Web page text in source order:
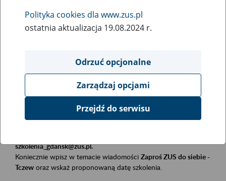
Rodzaj wydarzenia
Szkolenia
Obszar merytoryczny
Płatnicy, ubezpieczeni, świadczeniobiorcy
Opis wydarzenia
Szkolenie stacjonarne w siedzibie firmy, instytucji, urzędu.
szkolenia_gdansk@zus.pl.
Koniecznie wpisz w temacie wiadomości Zaproś ZUS do siebie -
Tczew oraz wskaż proponowaną datę szkolenia.
Polityka cookies dla www.zus.pl
ostatnia aktualizacja 19.08.2024 r.
Odrzuć opcjonalne
Zarządzaj opcjami
Przejdź do serwisu